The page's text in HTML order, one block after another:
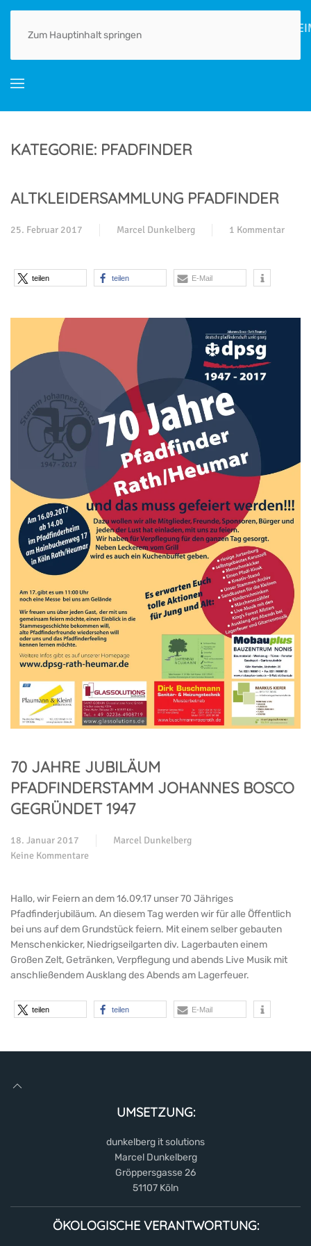
Zum Hauptinhalt springen
HOME AKTUELLES ORTSGESCHICHTE(N) GEWERBE
KATEGORIE: PFADFINDER
ALTKLEIDERSAMMLUNG PFADFINDER
25. Februar 2017 Marcel Dunkelberg 1 Kommentar
zu
Pfadfinder
teilen teilen E-Mail
70 JAHRE JUBILÄUM
PFADFINDERSTAMM JOHANNES BOSCO
GEGRÜNDET 1947
18. Januar 2017
Marcel Dunkelberg
Keine Kommentare
zu
Jahre
Jubiläum
Pfadfinderstamm
Johannes
Bosco
gegründet
Hallo, wir Feiern an dem 16.09.17 unser 70 Jähriges
Pfadfinderjubiläum. An diesem Tag werden wir für alle Öffentlich
bei uns auf dem Grundstück feiern. Mit einem selber gebauten
Menschenkicker, Niedrigseilgarten div. Lagerbauten einem
Großen Zelt, Getränken, Verpflegung und abends Live Musik mit
anschließendem Ausklang des Abends am Lagerfeuer.
teilen teilen E-Mail
UMSETZUNG:
dunkelberg it solutions
Marcel Dunkelberg
Gröppersgasse 26
51107 Köln
ÖKOLOGISCHE VERANTWORTUNG: